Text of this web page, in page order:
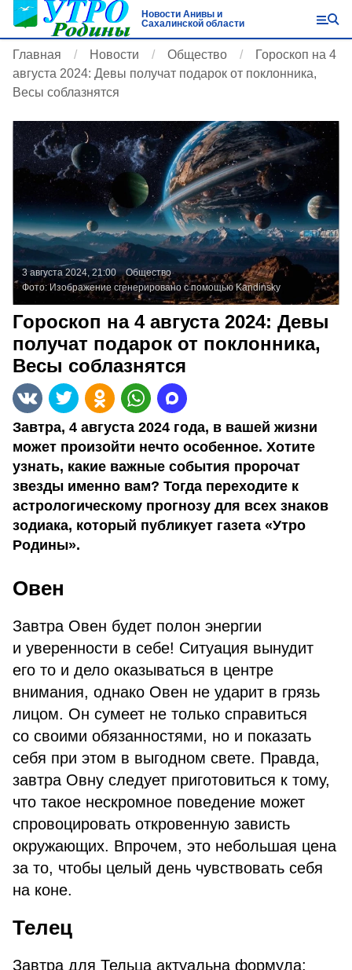
Новости Анивы и
Сахалинской области
Главная Новости Общество
Гороскоп на 4
августа 2024: Девы получат подарок от поклонника,
Весы соблазнятся
3 августа 2024, 21:00
Общество
Фото:Изображение сгенерировано с помощью Kandinsky
Гороскоп на 4 августа 2024: Девы
получат подарок от поклонника,
Весы соблазнятся
Завтра, 4 августа 2024 года, в вашей жизни
может произойти нечто особенное. Хотите
узнать, какие важные события пророчат
звезды именно вам? Тогда переходите к
астрологическому прогнозу для всех знаков
зодиака, который публикует газета «Утро
Родины».
Овен
Завтра Овен будет полон энергии
и уверенности в себе! Ситуация вынудит
его то и дело оказываться в центре
внимания, однако Овен не ударит в грязь
лицом. Он сумеет не только справиться
со своими обязанностями, но и показать
себя при этом в выгодном свете. Правда,
завтра Овну следует приготовиться к тому,
что такое нескромное поведение может
спровоцировать откровенную зависть
окружающих. Впрочем, это небольшая цена
за то, чтобы целый день чувствовать себя
на коне.
Телец
Завтра для Тельца актуальна формула: